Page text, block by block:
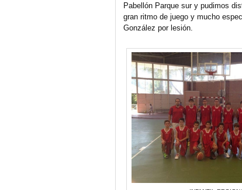
Pabellón Parque sur y pudimos
gran ritmo de juego y mucho
González por lesión.